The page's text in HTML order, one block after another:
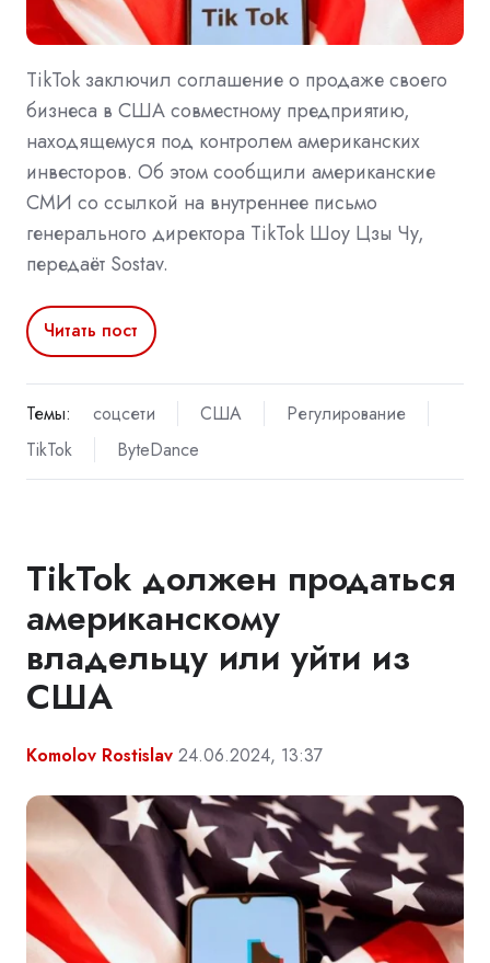
TikTok заключил соглашение о продаже своего
бизнеса в США совместному предприятию,
находящемуся под контролем американских
инвесторов. Об этом сообщили американские
СМИ со ссылкой на внутреннее письмо
генерального директора TikTok Шоу Цзы Чу,
передаёт Sostav.
Читать пост
Темы: соцсети США
Регулирование
TikTok
ByteDance
TikTok должен продаться
американскому
владельцу или уйти из
США
Komolov Rostislav 24.06.2024, 13:37